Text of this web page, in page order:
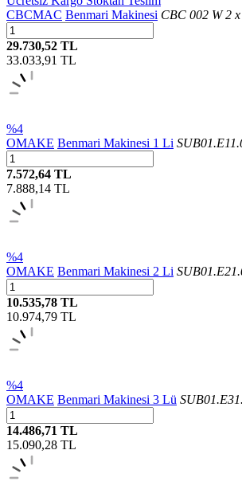
CBCMAC Benmari Makinesi CBC 002 W 2
29.730,52 TL
33.033,91 TL
%4
OMAKE Benmari Makinesi 1 Li
7.572,64 TL
7.888,14 TL
%4
OMAKE Benmari Makinesi 2 Li
10.535,78 TL
10.974,79 TL
%4
OMAKE Benmari Makinesi 3 Lü
14.486,71 TL
15.090,28 TL